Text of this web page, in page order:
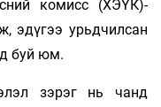
комисс (ХЭҮК)-
эдүгээ урьдчилсан
буй юм.
зэрэг нь чанд